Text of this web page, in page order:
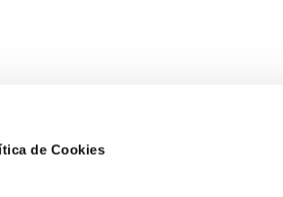
de Cookies